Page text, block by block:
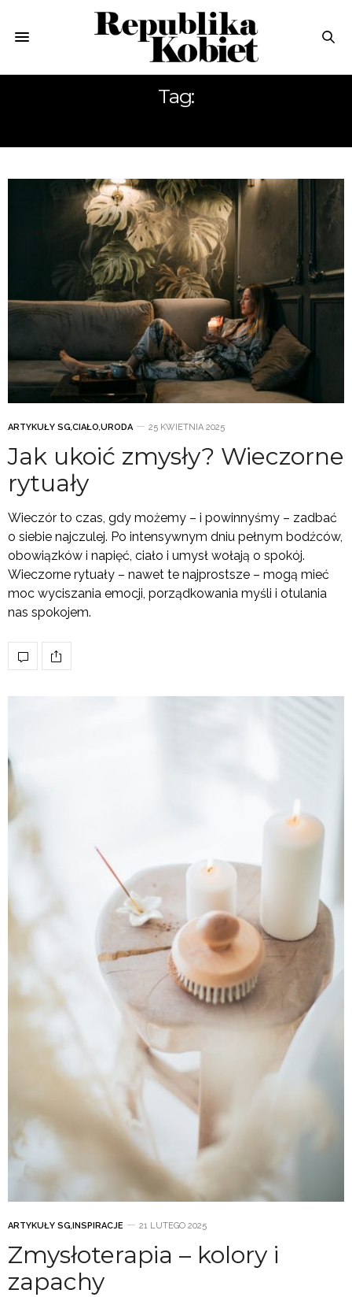
Tag:
ARTYKUŁY SG,CIAŁO,URODA 25 KWIETNIA 2025
Jak ukoić zmysły? Wieczorne
rytuały
Wieczór to czas, gdy możemy – i powinnyśmy – zadbać
o siebie najczulej. Po intensywnym dniu pełnym bodźców,
obowiązków i napięć, ciało i umysł wołają o spokój.
Wieczorne rytuały – nawet te najprostsze – mogą mieć
moc wyciszania emocji, porządkowania myśli i otulania
nas spokojem.
ARTYKUŁY SG,INSPIRACJE 21 LUTEGO 2025
Zmysłoterapia – kolory i
zapachy